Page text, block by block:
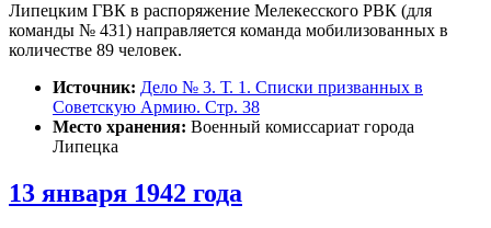
Липецким ГВК в распоряжение Мелекесского РВК (для
команды № 431) направляется команда мобилизованных в
количестве 89 человек.
Источник: Дело № 3. Т. 1. Списки призванных в
Советскую Армию. Стр. 38
Место хранения: Военный комиссариат города
Липецка
13 января 1942 года